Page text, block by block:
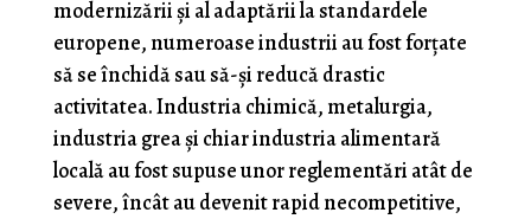
modernizării și al adaptării la standardele
europene, numeroase industrii au fost forțate
să se închidă sau să-și reducă drastic
activitatea. Industria chimică, metalurgia,
industria grea și chiar industria alimentară
locală au fost supuse unor reglementări atât de
severe, încât au devenit rapid necompetitive,